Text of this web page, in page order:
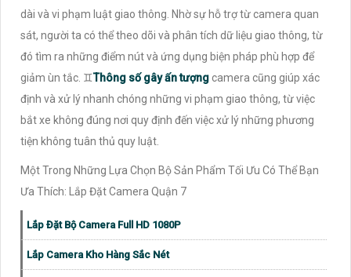
dài và vi phạm luật giao thông. Nhờ sự hỗ trợ từ camera quan
sát, người ta có thể theo dõi và phân tích dữ liệu giao thông, từ
đó tìm ra những điểm nút và ứng dụng biện pháp phù hợp để
giảm ùn tắc. ♊Thông số gây ấn tượngcamera cũng giúp xác
định và xử lý nhanh chóng những vi phạm giao thông, từ việc
bắt xe không đúng nơi quy định đến việc xử lý những phương
tiện không tuân thủ quy luật.
Một Trong Những Lựa Chọn Bộ Sản Phẩm Tối Ưu Có Thể Bạn
Ưa Thích: Lắp Đặt Camera Quận 7
Lắp Đặt Bộ Camera Full HD 1080P
Lắp Camera Kho Hàng Sắc Nét